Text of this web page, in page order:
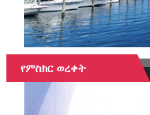
የምስክር ወረቀት